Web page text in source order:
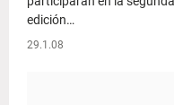
edición…
29.1.08